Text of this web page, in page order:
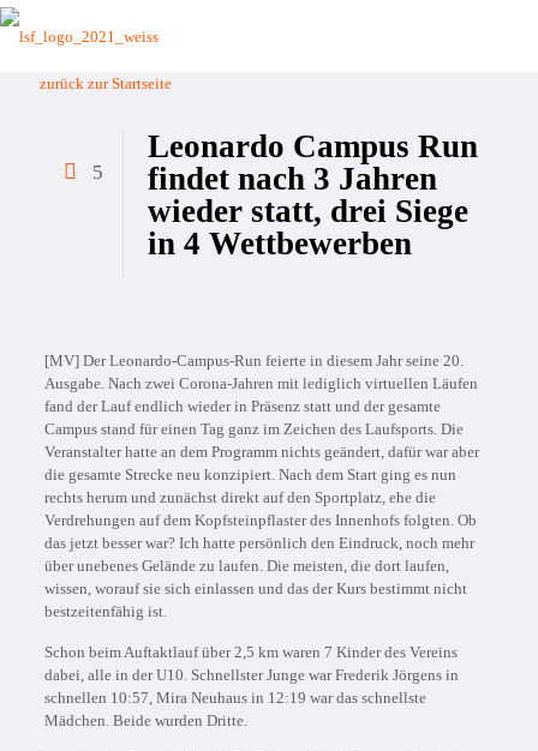
zurück zur Startseite
5
Leonardo Campus Run
findet nach 3 Jahren
wieder statt, drei Siege
in 4 Wettbewerben
[MV] Der Leonardo-Campus-Run feierte in diesem Jahr seine 20.
Ausgabe. Nach zwei Corona-Jahren mit lediglich virtuellen Läufen
fand der Lauf endlich wieder in Präsenz statt und der gesamte
Campus stand für einen Tag ganz im Zeichen des Laufsports. Die
Veranstalter hatte an dem Programm nichts geändert, dafür war aber
die gesamte Strecke neu konzipiert. Nach dem Start ging es nun
rechts herum und zunächst direkt auf den Sportplatz, ehe die
Verdrehungen auf dem Kopfsteinpflaster des Innenhofs folgten. Ob
das jetzt besser war? Ich hatte persönlich den Eindruck, noch mehr
über unebenes Gelände zu laufen. Die meisten, die dort laufen,
wissen, worauf sie sich einlassen und das der Kurs bestimmt nicht
bestzeitenfähig ist.
Schon beim Auftaktlauf über 2,5 km waren 7 Kinder des Vereins
dabei, alle in der U10. Schnellster Junge war Frederik Jörgens in
schnellen 10:57, Mira Neuhaus in 12:19 war das schnellste
Mädchen. Beide wurden Dritte.